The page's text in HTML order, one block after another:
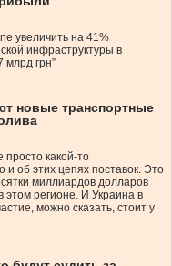
увеличить на 41%
инфраструктуры в
млрд грн”
новые транспортные
какой-то
и об этих цепях поставок. Это
миллиардов долларов
этом регионе. И Украина в
можно сказать, стоит у